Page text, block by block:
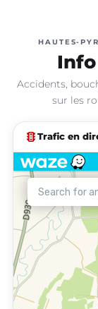
HAUTES-
Accidents,
sur les
traffic Trafic en